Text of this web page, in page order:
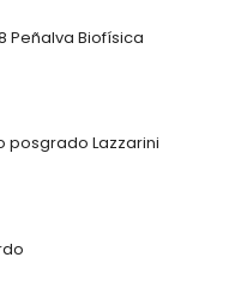
Peñalva Biofísica
posgrado Lazzarini